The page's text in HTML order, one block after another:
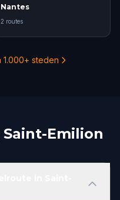
Nantes
2 routes
steden
Emilion